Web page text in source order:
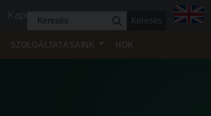
Kapcsolat
Keresés
SZOLGÁLTATÁSAINK HÖK